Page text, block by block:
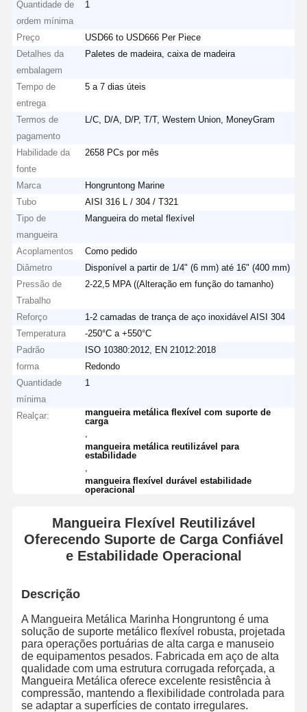
Quantidade de
ordem mínima
1
Preço
USD66 to USD666 Per Piece
Detalhes da
embalagem
Paletes de madeira, caixa de madeira
Tempo de
entrega
5 a 7 dias úteis
Termos de
pagamento
L/C, D/A, D/P, T/T, Western Union, MoneyGram
Habilidade da
fonte
2658 PCs por mês
Marca
Hongruntong Marine
Tubo
AISI 316 L / 304 / T321
Tipo de
mangueira
Mangueira do metal flexível
Acoplamentos
Como pedido
Diâmetro
Disponível a partir de 1/4" (6 mm) até 16" (400 mm)
Pressão de
Trabalho
2-22,5 MPA ((Alteração em função do tamanho)
Reforço
1-2 camadas de trança de aço inoxidável AISI 304
Temperatura
-250°C a +550°C
Padrão
ISO 10380:2012, EN 21012:2018
forma
Redondo
Quantidade
mínima
1
Realçar:
mangueira metálica flexível com suporte de
carga
mangueira metálica reutilizável para
estabilidade
mangueira flexível durável estabilidade
operacional
Mangueira Flexível Reutilizável
Oferecendo Suporte de Carga Confiável
e Estabilidade Operacional
Descrição
A Mangueira Metálica Marinha Hongruntong é uma
solução de suporte metálico flexível robusta, projetada
para operações portuárias de alta carga e manuseio
de equipamentos pesados. Fabricada em aço de alta
qualidade com uma estrutura corrugada reforçada, a
Mangueira Metálica oferece excelente resistência à
compressão, mantendo a flexibilidade controlada para
se adaptar a superfícies de contato irregulares.